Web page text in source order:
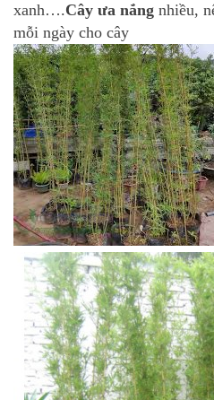
xanh….Cây ưa nắng nhiều,
mỗi ngày cho cây